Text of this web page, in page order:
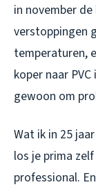
in november
verstoppingen
temperaturen,
koper naar
gewoon om
Wat ik in 25
los je prima
professional.